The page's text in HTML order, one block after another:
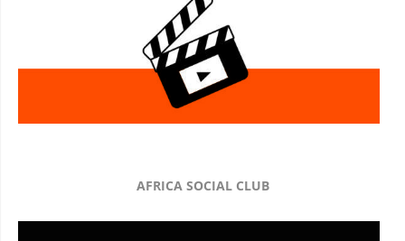
AFRICA SOCIAL CLUB